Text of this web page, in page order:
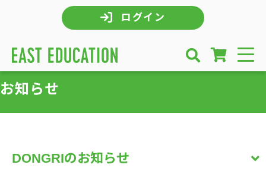
ログイン
お知らせ
DONGRIのお知らせ